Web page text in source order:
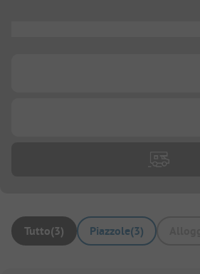
Tutto(3) Piazzole(3)